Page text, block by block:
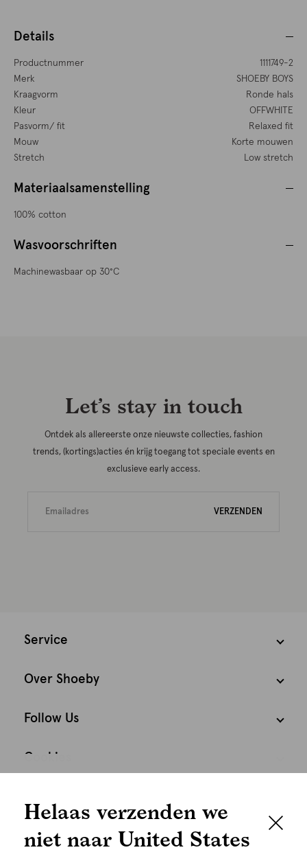
graag persoonlijk
Details
Productnummer
1111749-2
Merk
SHOEBY BOYS
Kraagvorm
Ronde hals
Kleur
OFFWHITE
Pasvorm/ fit
Relaxed fit
Mouw
Korte mouwen
Stretch
Low stretch
Materiaalsamenstelling
100% cotton
Wasvoorschriften
Machinewasbaar op 30°C
Let’s stay in touch
Ontdek als allereerste onze nieuwste collecties, fashion
trends, (kortings)acties én krijg toegang tot speciale events en
exclusieve early access.
VERZENDEN
Service
Over Shoeby
Follow Us
Cookies
Helaas verzenden we
niet naar United States